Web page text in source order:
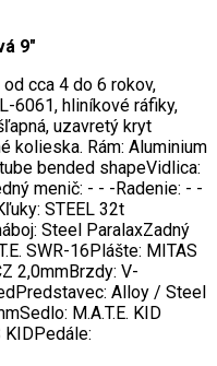
9"
cca 4 do 6 rokov,
6061, hliníkové ráfiky,
uzavretý kryt
kolieska. Rám: Aluminium
bended shapeVidlica:
menič: - - -Radenie: - -
STEEL 32t
Steel ParalaxZadný
SWR-16Plášte: MITAS
2,0mmBrzdy: V-
Alloy / Steel
M.A.T.E. KID
KIDPedále: